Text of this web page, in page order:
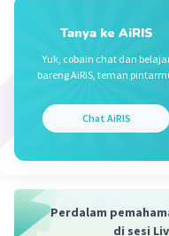
13 Januari 2024
Tanya ke AiRIS
Yuk, cobain chat dan
bareng AiRIS, teman
Chat AiRIS
Perdalam
di sesi